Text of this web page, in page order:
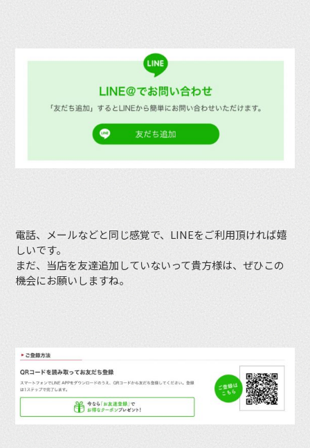
電話、メールなどと同じ感覚で、LINEをご利用頂ければ嬉
しいです。
まだ、当店を友達追加していないって貴方様は、ぜひこの
機会にお願いしますね。